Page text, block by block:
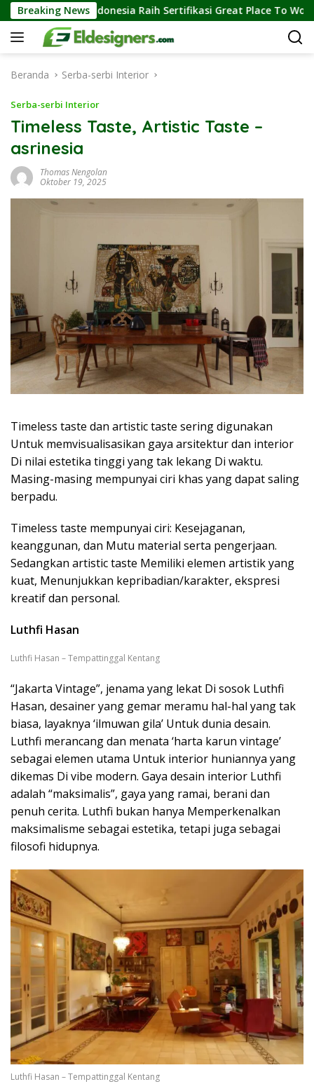
Langsung
ke
konten
Breaking News
Raih Sertifikasi Great Place To Work, Perkuat Kebiasaan
Beranda Serba-serbi Interior
Serba-serbi Interior
Timeless Taste, Artistic Taste –
asrinesia
Thomas Nengolan
Oktober 19, 2025
Timeless taste dan artistic taste sering digunakan
Untuk memvisualisasikan gaya arsitektur dan interior
Di nilai estetika tinggi yang tak lekang Di waktu.
Masing-masing mempunyai ciri khas yang dapat saling
berpadu.
Timeless taste mempunyai ciri: Kesejaganan,
keanggunan, dan Mutu material serta pengerjaan.
Sedangkan artistic taste Memiliki elemen artistik yang
kuat, Menunjukkan kepribadian/karakter, ekspresi
kreatif dan personal.
Luthfi Hasan
Luthfi Hasan – Tempattinggal Kentang
“Jakarta Vintage”, jenama yang lekat Di sosok Luthfi
Hasan, desainer yang gemar meramu hal-hal yang tak
biasa, layaknya ‘ilmuwan gila’ Untuk dunia desain.
Luthfi merancang dan menata ‘harta karun vintage’
sebagai elemen utama Untuk interior huniannya yang
dikemas Di vibe modern. Gaya desain interior Luthfi
adalah “maksimalis”, gaya yang ramai, berani dan
penuh cerita. Luthfi bukan hanya Memperkenalkan
maksimalisme sebagai estetika, tetapi juga sebagai
filosofi hidupnya.
Luthfi Hasan – Tempattinggal Kentang